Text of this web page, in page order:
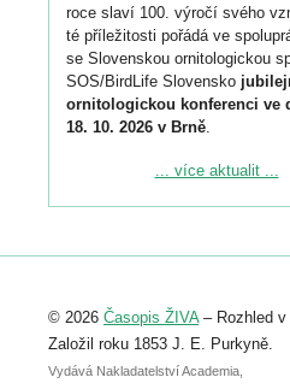
roce slaví 100. výročí svého
té příležitosti pořádá ve
se Slovenskou ornitologickou
SOS/BirdLife Slovensko
ornitologickou konferenci ve
18. 10. 2026 v Brně.
Podrobnější informace ke
Registrovat se můžete do 6.
abstraktu přihlášené přednášky
posteru je už 30. června.
... více aktualit ...
© 2026 Časopis ŽIVA– Rozhled v
Založil roku 1853 J. E. Purkyně.
Vydává Nakladatelství Academia,